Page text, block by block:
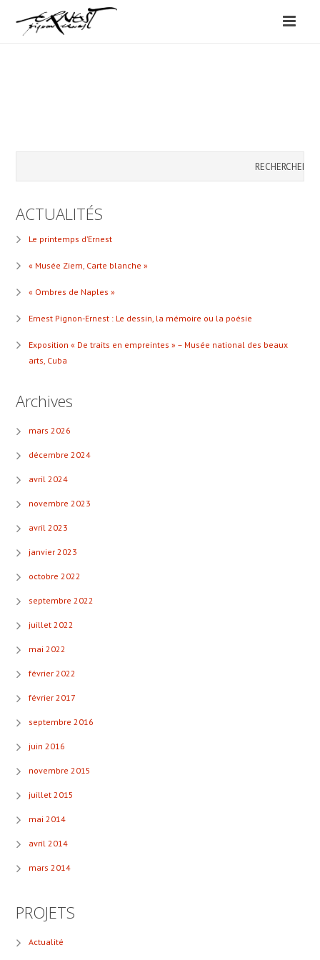
ACTUALITÉS
Le printemps d’Ernest
« Musée Ziem, Carte blanche »
« Ombres de Naples »
Ernest Pignon-Ernest : Le dessin, la mémoire ou la poésie
Exposition « De traits en empreintes » – Musée national des beaux
arts, Cuba
Archives
mars 2026
décembre 2024
avril 2024
novembre 2023
avril 2023
janvier 2023
octobre 2022
septembre 2022
juillet 2022
mai 2022
février 2022
février 2017
septembre 2016
juin 2016
novembre 2015
juillet 2015
mai 2014
avril 2014
mars 2014
PROJETS
Actualité